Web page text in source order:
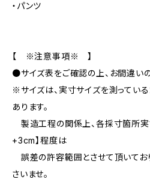
・パンツ
【 ※注意事項※ 】
●サイズ表をご確認の上、お間違い
※サイズは、実寸サイズを測ってい
あります。
製造工程の関係上、各採寸箇所
+3cm】程度は
誤差の許容範囲とさせて頂いてお
さいませ。